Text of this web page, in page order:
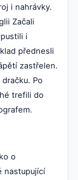
i nahrávky.
Začali
i
přednesli
zastřelen.
Po
trefili do
o
nastupující